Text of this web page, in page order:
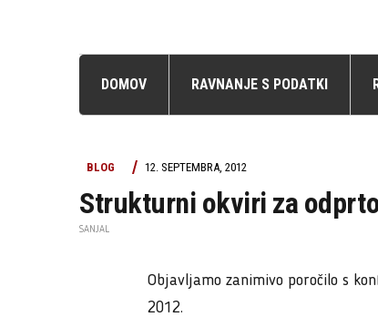
DOMOV RAVNANJE S PODATKI
BLOG 12. SEPTEMBRA, 2012
Strukturni okviri za
SANJAL
Objavljamo zanimivo poročilo s
2012.